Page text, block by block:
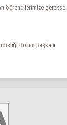
öğrencilerimize gerekse
Bölüm Başkanı